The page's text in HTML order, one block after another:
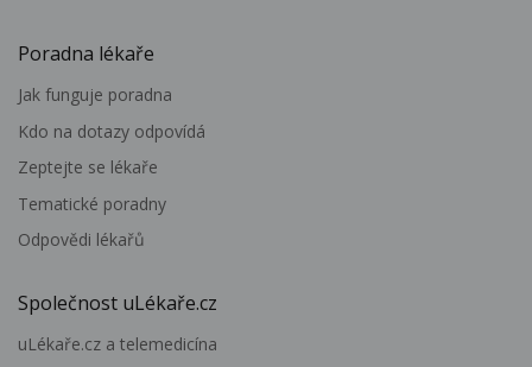
Poradna lékaře
Jak funguje poradna
Kdo na dotazy odpovídá
Zeptejte se lékaře
Tematické poradny
Odpovědi lékařů
Společnost uLékaře.cz
uLékaře.cz a telemedicína